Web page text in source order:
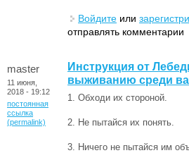
Войдите или
отправлять комментарии
master
11 июня,
2018 - 19:12
постоянная
ссылка
(permalink)
Инструкция от
выживанию среди
1. Обходи их стороной.
2. Не пытайся их понять.
3. Ничего не пытайся им